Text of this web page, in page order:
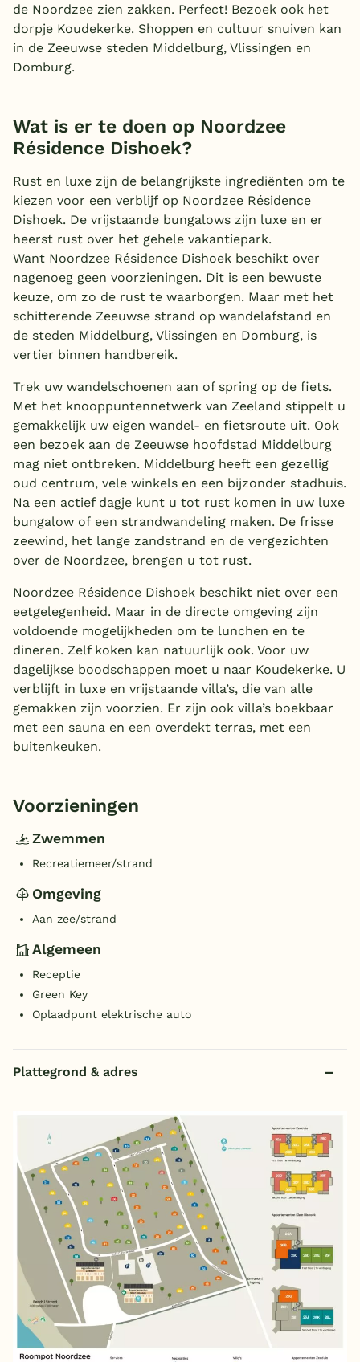
de Noordzee zien zakken. Perfect! Bezoek ook het
dorpje Koudekerke. Shoppen en cultuur snuiven kan
in de Zeeuwse steden Middelburg, Vlissingen en
Domburg.
Wat is er te doen op Noordzee
Résidence Dishoek?
Rust en luxe zijn de belangrijkste ingrediënten om te
kiezen voor een verblijf op Noordzee Résidence
Dishoek. De vrijstaande bungalows zijn luxe en er
heerst rust over het gehele vakantiepark.
Want Noordzee Résidence Dishoek beschikt over
nagenoeg geen voorzieningen. Dit is een bewuste
keuze, om zo de rust te waarborgen. Maar met het
schitterende Zeeuwse strand op wandelafstand en
de steden Middelburg, Vlissingen en Domburg, is
vertier binnen handbereik.
Trek uw wandelschoenen aan of spring op de fiets.
Met het knooppuntennetwerk van Zeeland stippelt u
gemakkelijk uw eigen wandel- en fietsroute uit. Ook
een bezoek aan de Zeeuwse hoofdstad Middelburg
mag niet ontbreken. Middelburg heeft een gezellig
oud centrum, vele winkels en een bijzonder stadhuis.
Na een actief dagje kunt u tot rust komen in uw luxe
bungalow of een strandwandeling maken. De frisse
zeewind, het lange zandstrand en de vergezichten
over de Noordzee, brengen u tot rust.
Noordzee Résidence Dishoek beschikt niet over een
eetgelegenheid. Maar in de directe omgeving zijn
voldoende mogelijkheden om te lunchen en te
dineren. Zelf koken kan natuurlijk ook. Voor uw
dagelijkse boodschappen moet u naar Koudekerke. U
verblijft in luxe en vrijstaande villa’s, die van alle
gemakken zijn voorzien. Er zijn ook villa’s boekbaar
met een sauna en een overdekt terras, met een
buitenkeuken.
Voorzieningen
Zwemmen
Recreatiemeer/strand
Omgeving
Aan zee/strand
Algemeen
Receptie
Green Key
Oplaadpunt elektrische auto
Plattegrond & adres